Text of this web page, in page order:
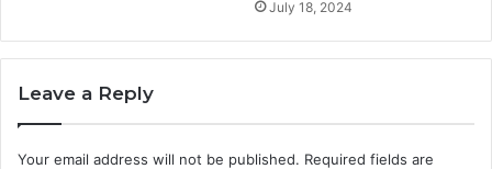
July 18, 2024
Leave a Reply
Your email address will not be published. Required fields are